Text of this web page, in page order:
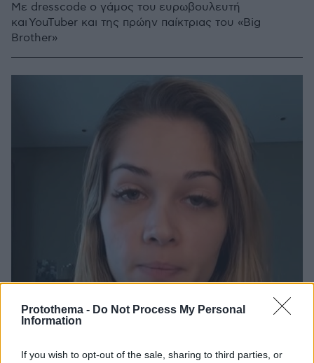
Protothema - Do Not Process My Personal
Information
If you wish to opt-out of the sale, sharing to third parties, or
Με dresscode ο γάμος του ευρωβουλευτή
και YouTuber και της πρώην παίκτριας του «Big
Brother»